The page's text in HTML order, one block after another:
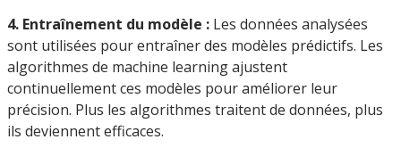
4. Entraînement du modèle : Les données analysées
sont utilisées pour entraîner des modèles prédictifs. Les
algorithmes de machine learning ajustent
continuellement ces modèles pour améliorer leur
précision. Plus les algorithmes traitent de données, plus
ils deviennent efficaces.